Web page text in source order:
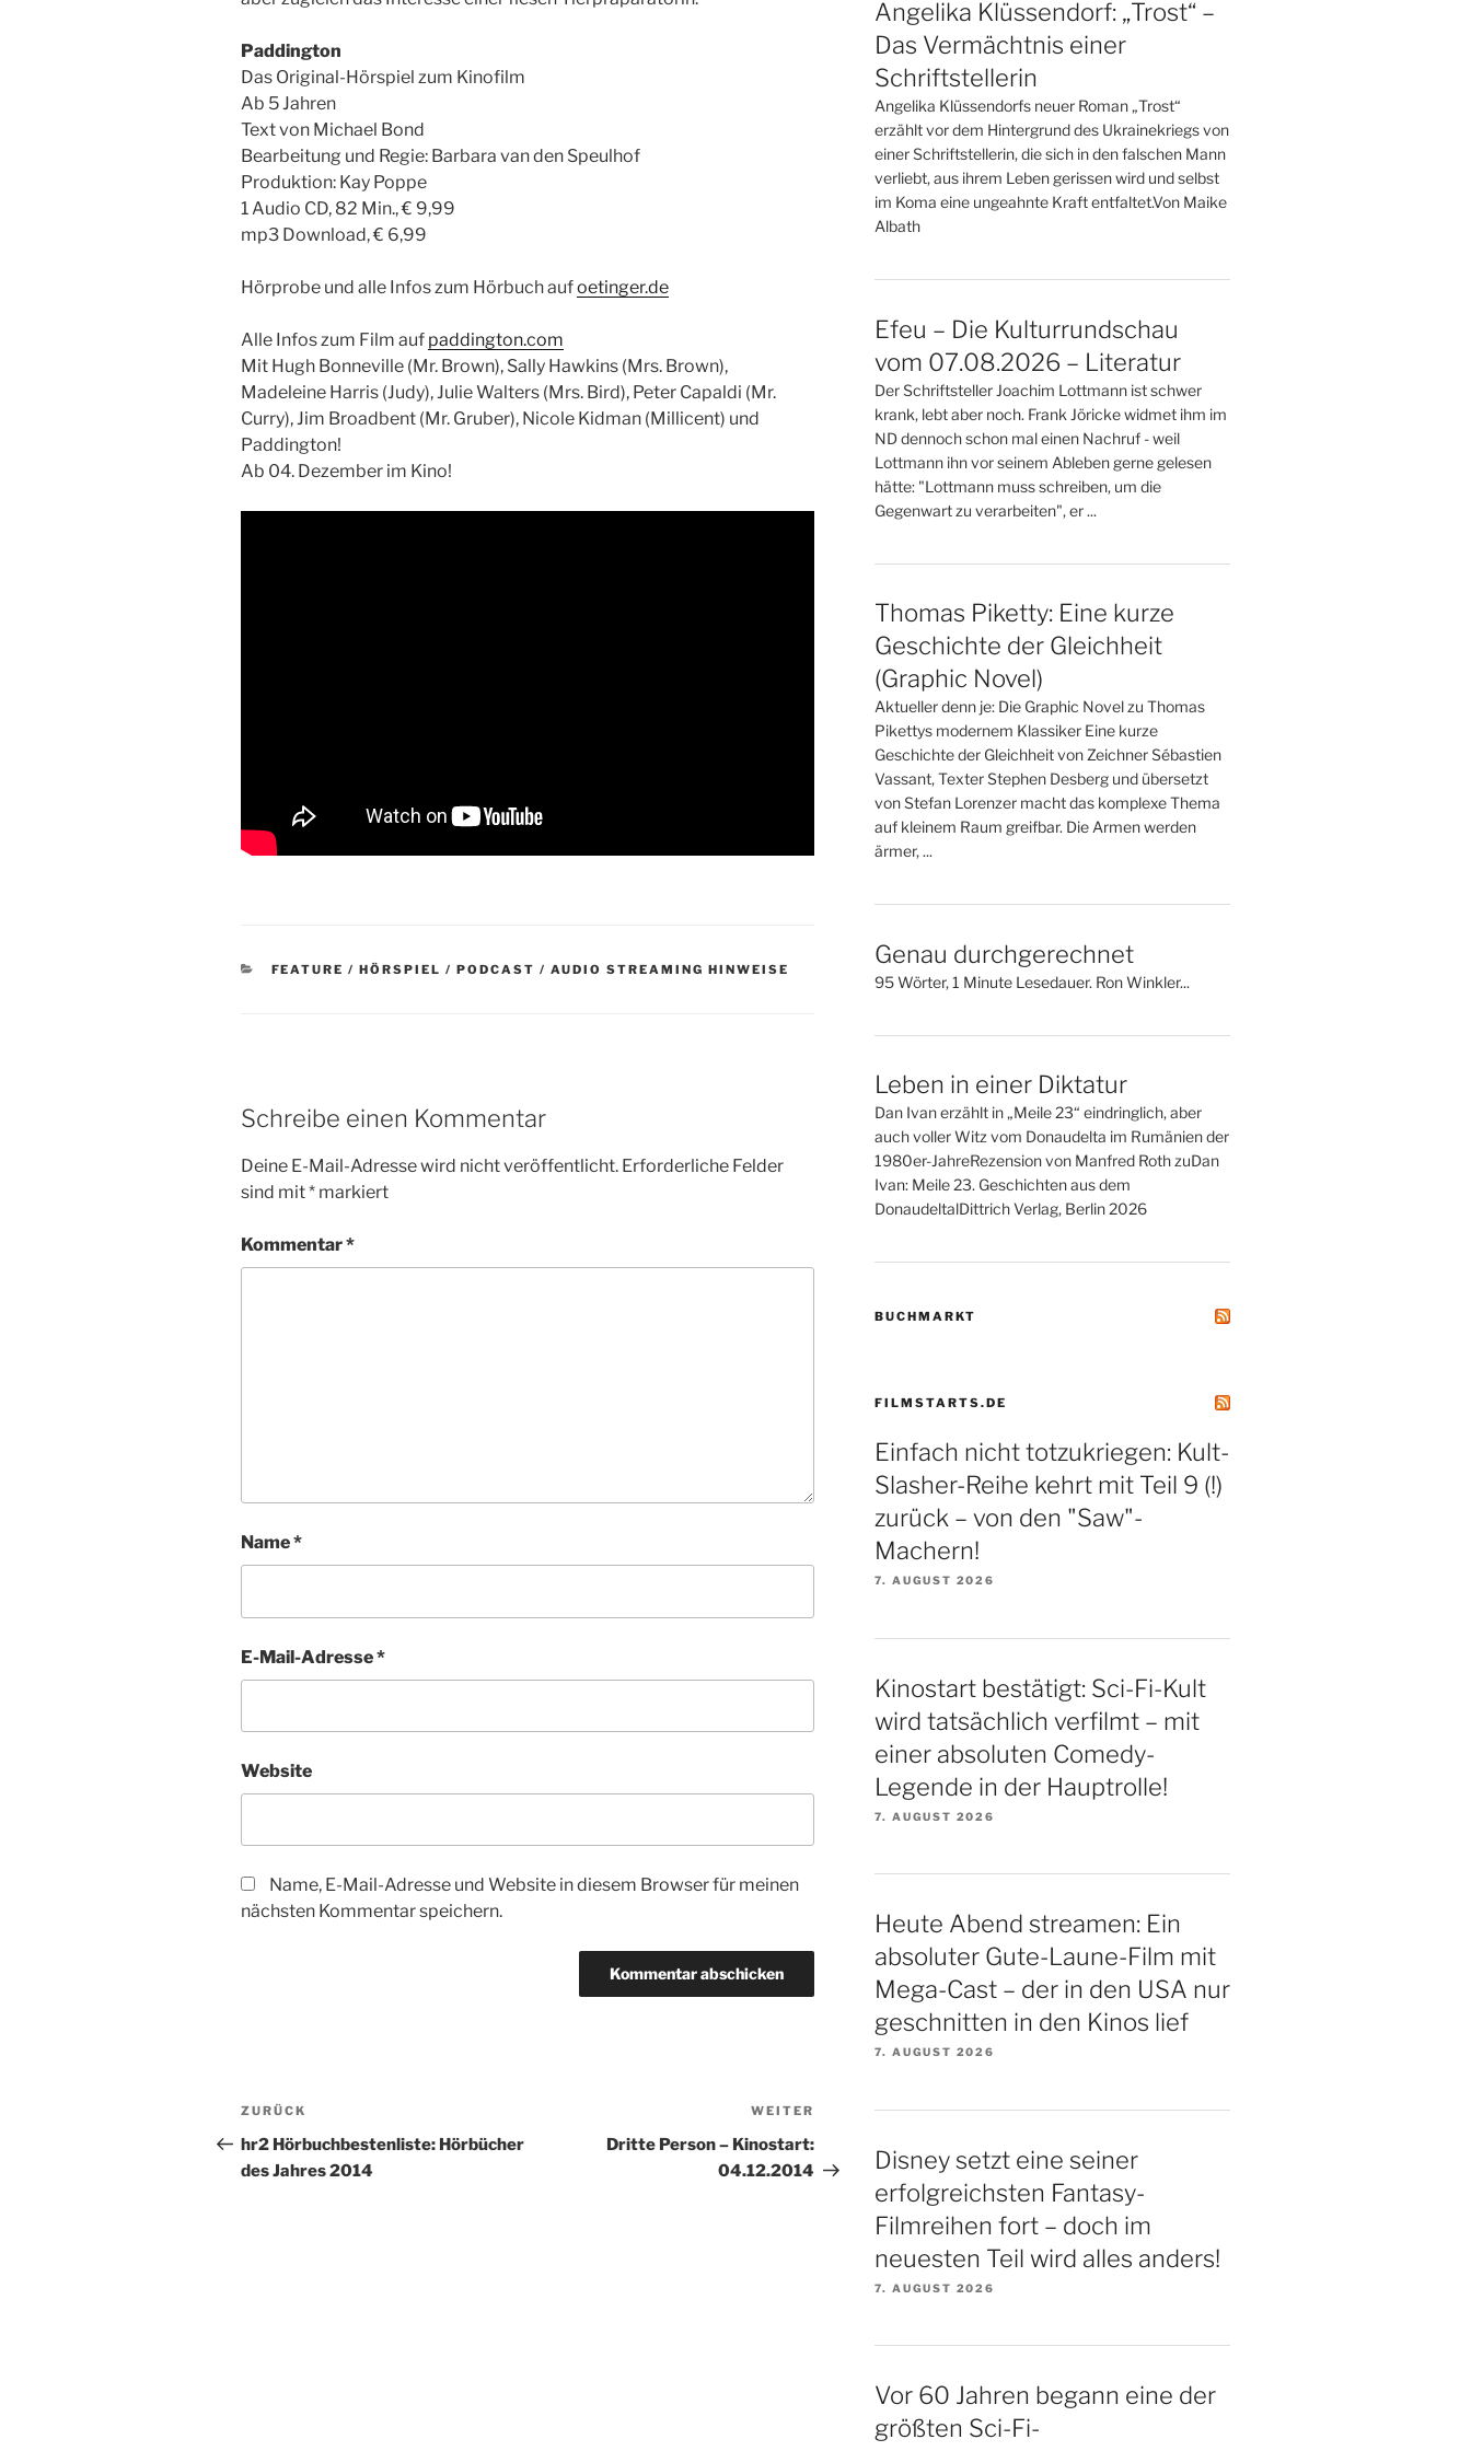
Paddington
Das Original-Hörspiel zum Kinofilm
Ab 5 Jahren
Text von Michael Bond
Bearbeitung und Regie: Barbara van den Speulhof
Produktion: Kay Poppe
1 Audio CD, 82 Min., € 9,99
mp3 Download, € 6,99
Hörprobe und alle Infos zum Hörbuch aufoetinger.de
Alle Infos zum Film auf paddington.com
Mit Hugh Bonneville (Mr. Brown), Sally Hawkins (Mrs. Brown),
Madeleine Harris (Judy), Julie Walters (Mrs. Bird), Peter Capaldi (Mr.
Curry), Jim Broadbent (Mr. Gruber), Nicole Kidman (Millicent) und
Paddington!
Ab 04. Dezember im Kino!
KATEGORIEN
FEATURE / HÖRSPIEL / PODCAST / AUDIO STREAMING HINWEISE
Schreibe einen Kommentar
Deine E-Mail-Adresse wird nicht veröffentlicht. Erforderliche Felder
sind mit* markiert
Kommentar*
Name*
E-Mail-Adresse*
Website
Name, E-Mail-Adresse und Website in diesem Browser für meinen
nächsten Kommentar speichern.
Beitragsnavigation
Vorheriger
Beitrag
ZURÜCK
hr2 Hörbuchbestenliste: Hörbücher
des Jahres 2014
Nächster
Beitrag
WEITER
Dritte Person – Kinostart:
04.12.2014
Angelika Klüssendorf: „Trost“ –
Das Vermächtnis einer
Schriftstellerin
Angelika Klüssendorfs neuer Roman „Trost“
erzählt vor dem Hintergrund des Ukrainekriegs von
einer Schriftstellerin, die sich in den falschen Mann
verliebt, aus ihrem Leben gerissen wird und selbst
im Koma eine ungeahnte Kraft entfaltet.Von Maike
Albath
Efeu – Die Kulturrundschau
vom 07.08.2026 – Literatur
Der Schriftsteller Joachim Lottmann ist schwer
krank, lebt aber noch. Frank Jöricke widmet ihm im
ND dennoch schon mal einen Nachruf - weil
Lottmann ihn vor seinem Ableben gerne gelesen
hätte: "Lottmann muss schreiben, um die
Gegenwart zu verarbeiten", er ...
Thomas Piketty: Eine kurze
Geschichte der Gleichheit
(Graphic Novel)
Aktueller denn je: Die Graphic Novel zu Thomas
Pikettys modernem Klassiker Eine kurze
Geschichte der Gleichheit von Zeichner Sébastien
Vassant, Texter Stephen Desberg und übersetzt
von Stefan Lorenzer macht das komplexe Thema
auf kleinem Raum greifbar. Die Armen werden
ärmer, ...
Genau durchgerechnet
95 Wörter, 1 Minute Lesedauer. Ron Winkler...
Leben in einer Diktatur
Dan Ivan erzählt in „Meile 23“ eindringlich, aber
auch voller Witz vom Donaudelta im Rumänien der
1980er-JahreRezension von Manfred Roth zuDan
Ivan: Meile 23. Geschichten aus dem
DonaudeltalDittrich Verlag, Berlin 2026
BUCHMARKT
FILMSTARTS.DE
Einfach nicht totzukriegen: Kult-
Slasher-Reihe kehrt mit Teil 9 (!)
zurück – von den "Saw"-
Machern!
7. AUGUST 2026
Kinostart bestätigt: Sci-Fi-Kult
wird tatsächlich verfilmt – mit
einer absoluten Comedy-
Legende in der Hauptrolle!
7. AUGUST 2026
Heute Abend streamen: Ein
absoluter Gute-Laune-Film mit
Mega-Cast – der in den USA nur
geschnitten in den Kinos lief
7. AUGUST 2026
Disney setzt eine seiner
erfolgreichsten Fantasy-
Filmreihen fort – doch im
neuesten Teil wird alles anders!
7. AUGUST 2026
Vor 60 Jahren begann eine der
größten Sci-Fi-